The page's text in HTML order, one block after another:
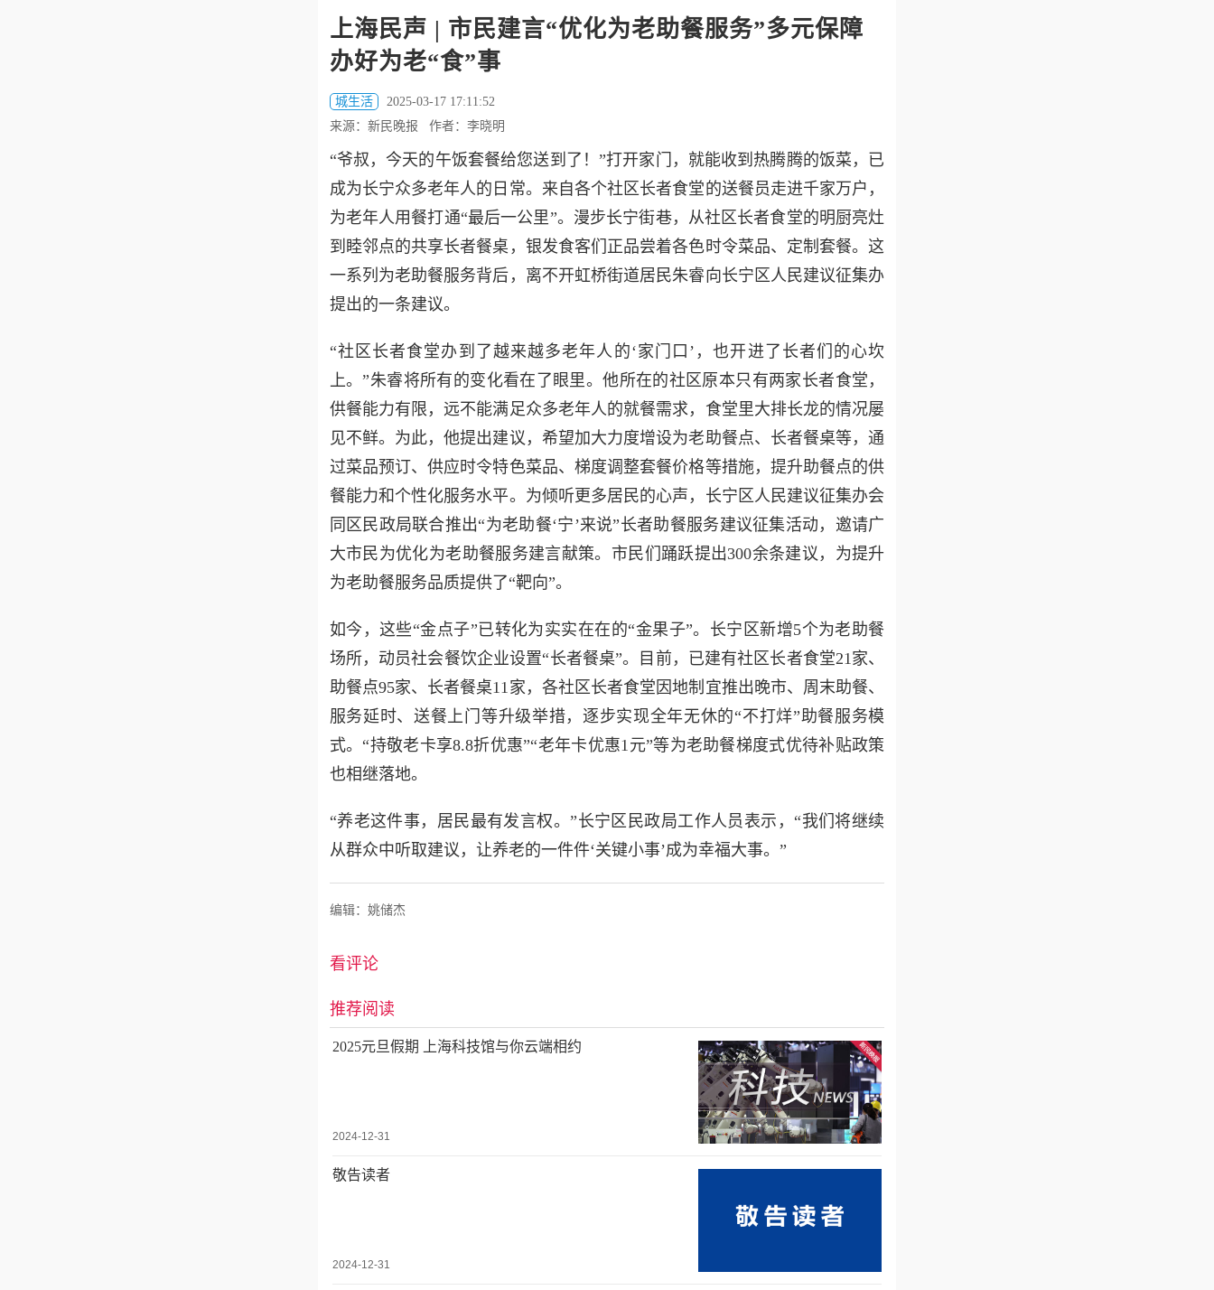
上海民声 | 市民建言“优化为老助餐服务”多元保障
办好为老“食”事
城生活
2025-03-17 17:11:52
来源：新民晚报 作者：李晓明
“爷叔，今天的午饭套餐给您送到了！”打开家门，就能收到热腾腾的饭菜，已
成为长宁众多老年人的日常。来自各个社区长者食堂的送餐员走进千家万户，
为老年人用餐打通“最后一公里”。漫步长宁街巷，从社区长者食堂的明厨亮灶
到睦邻点的共享长者餐桌，银发食客们正品尝着各色时令菜品、定制套餐。这
一系列为老助餐服务背后，离不开虹桥街道居民朱睿向长宁区人民建议征集办
提出的一条建议。
“社区长者食堂办到了越来越多老年人的‘家门口’，也开进了长者们的心坎
上。”朱睿将所有的变化看在了眼里。他所在的社区原本只有两家长者食堂，
供餐能力有限，远不能满足众多老年人的就餐需求，食堂里大排长龙的情况屡
见不鲜。为此，他提出建议，希望加大力度增设为老助餐点、长者餐桌等，通
过菜品预订、供应时令特色菜品、梯度调整套餐价格等措施，提升助餐点的供
餐能力和个性化服务水平。为倾听更多居民的心声，长宁区人民建议征集办会
同区民政局联合推出“为老助餐‘宁’来说”长者助餐服务建议征集活动，邀请广
大市民为优化为老助餐服务建言献策。市民们踊跃提出300余条建议，为提升
为老助餐服务品质提供了“靶向”。
如今，这些“金点子”已转化为实实在在的“金果子”。长宁区新增5个为老助餐
场所，动员社会餐饮企业设置“长者餐桌”。目前，已建有社区长者食堂21家、
助餐点95家、长者餐桌11家，各社区长者食堂因地制宜推出晚市、周末助餐、
服务延时、送餐上门等升级举措，逐步实现全年无休的“不打烊”助餐服务模
式。“持敬老卡享8.8折优惠”“老年卡优惠1元”等为老助餐梯度式优待补贴政策
也相继落地。
“养老这件事，居民最有发言权。”长宁区民政局工作人员表示，“我们将继续
从群众中听取建议，让养老的一件件‘关键小事’成为幸福大事。”
编辑：姚储杰
看评论
推荐阅读
2025元旦假期 上海科技馆与你云端相约
2024-12-31
敬告读者
2024-12-31